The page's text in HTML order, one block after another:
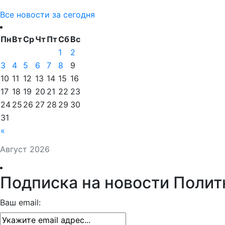
Все новости за сегодня
Август 2026
ПнВтСрЧтПтСбВс
«
1
2
3
4 5 6 7 8
9
10 11 12 13 14 15 16
17 18 19 20 21 22 23
24 25 26 27 28 29 30
31
Подписка на новости
Ваш email: